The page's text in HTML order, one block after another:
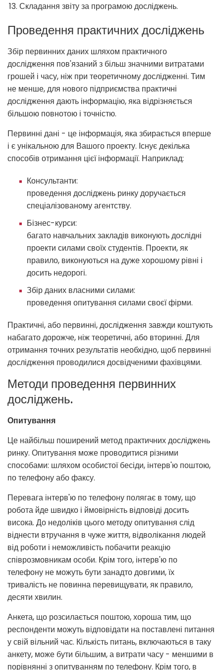
Складання звіту за програмою досліджень.
Проведення практичних досліджень
Збір первинних даних шляхом практичного
дослідження пов'язаний з більш значними витратами
грошей і часу, ніж при теоретичному дослідженні. Тим
не менше, для нового підприємства практичні
дослідження дають інформацію, яка відрізняється
більшою повнотою і точністю.
Первинні дані - це інформація, яка збирається вперше
і є унікальною для Вашого проекту. Існує декілька
способів отримання цієї інформації. Наприклад:
Консультанти:
проведення досліджень ринку доручається
спеціалізованому агентству.
Бізнес-курси:
багато навчальних закладів виконують дослідні
проекти силами своїх студентів. Проекти, як
правило, виконуються на дуже хорошому рівні і
досить недорогі.
Збір даних власними силами:
проведення опитування силами своєї фірми.
Практичні, або первинні, дослідження завжди коштують
набагато дорожче, ніж теоретичні, або вторинні. Для
отримання точних результатів необхідно, щоб первинні
дослідження проводилися досвідченими фахівцями.
Методи проведення первинних
досліджень.
Опитування
Це найбільш поширений метод практичних досліджень
ринку. Опитування може проводитися різними
способами: шляхом особистої бесіди, інтерв'ю поштою,
по телефону або факсу.
Перевага інтерв'ю по телефону полягає в тому, що
робота йде швидко і ймовірність відповіді досить
висока. До недоліків цього методу опитування слід
віднести втручання в чуже життя, відволікання людей
від роботи і неможливість побачити реакцію
співрозмовникам особи. Крім того, інтерв'ю по
телефону не можуть бути занадто довгими, їх
тривалість не повинна перевищувати, як правило,
десяти хвилин.
Анкета, що розсилається поштою, хороша тим, що
респонденти можуть відповідати на поставлені питання
у свій вільний час. Кількість питань, включаються в таку
анкету, може бути більшим, а витрати часу - меншими в
порівнянні з опитуванням по телефону. Крім того, в